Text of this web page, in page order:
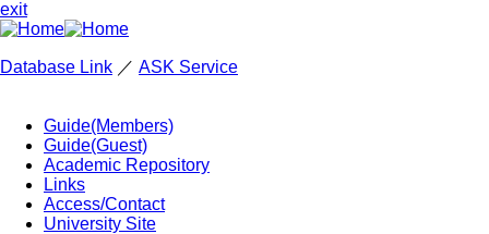
exit
Database Link ／ ASK Service
Guide(Members)
Guide(Guest)
Academic Repository
Links
Access/Contact
University Site